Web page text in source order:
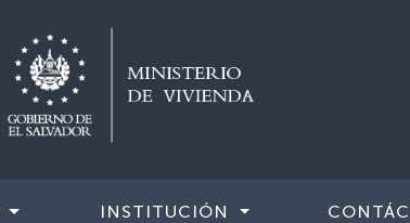
INSTITUCIÓN